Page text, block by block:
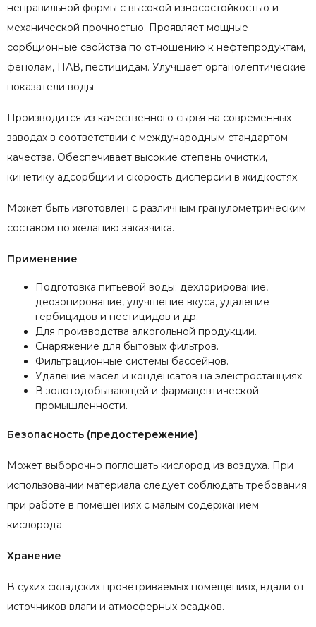
неправильной формы с высокой износостойкостью и
механической прочностью. Проявляет мощные
сорбционные свойства по отношению к нефтепродуктам,
фенолам, ПАВ, пестицидам. Улучшает органолептические
показатели воды.
Производится из качественного сырья на современных
заводах в соответствии с международным стандартом
качества. Обеспечивает высокие степень очистки,
кинетику адсорбции и скорость дисперсии в жидкостях.
Может быть изготовлен с различным гранулометрическим
составом по желанию заказчика.
Применение
Подготовка питьевой воды: дехлорирование,
деозонирование, улучшение вкуса, удаление
гербицидов и пестицидов и др.
Для производства алкогольной продукции.
Снаряжение для бытовых фильтров.
Фильтрационные системы бассейнов.
Удаление масел и конденсатов на электростанциях.
В золотодобывающей и фармацевтической
промышленности.
Безопасность (предостережение)
Может выборочно поглощать кислород из воздуха. При
использовании материала следует соблюдать требования
при работе в помещениях с малым содержанием
кислорода.
Хранение
В сухих складских проветриваемых помещениях, вдали от
источников влаги и атмосферных осадков.